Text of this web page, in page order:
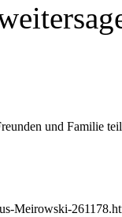
und Familie
Meirowski-